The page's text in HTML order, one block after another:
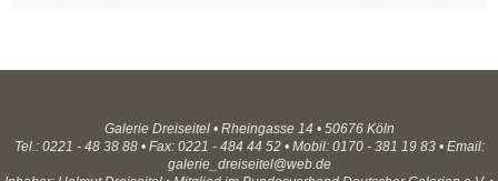
Galerie Dreiseitel • Rheingasse 14 • 50676 Köln
Tel.: 0221 - 48 38 88 • Fax: 0221 - 484 44 52 • Mobil: 0170 - 381 19 83 • Email:
galerie_dreiseitel@web.de